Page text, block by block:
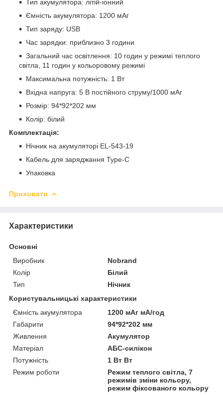
Тип акумулятора: літій-іонний
Ємність акумулятора: 1200 мАг
Тип заряду: USB
Час зарядки: приблизно 3 години
Загальний час освітлення: 10 годин у режимі теплого
світла, 11 годин у кольоровому режимі
Максимальна потужність: 1 Вт
Вхідна напруга: 5 В постійного струму/1000 мАг
Розмір: 94*92*202 мм
Колір: білий
Комплектація:
Нічник на акумуляторі EL-543-19
Кабель для заряджання Type-C
Упаковка
Приховати
Характеристики
Основні
Виробник
Nobrand
Колір
Білий
Тип
Нічник
Користувальницькі характеристики
Ємність акумулятора
1200 мАг мА/год
Габарити
94*92*202 мм
Живлення
Акумулятор
Матеріал
АБС-силікон
Потужність
1 Вт Вт
Режим роботи
Режим теплого світла, 7
режимів зміни кольору,
режим фіксованого кольору